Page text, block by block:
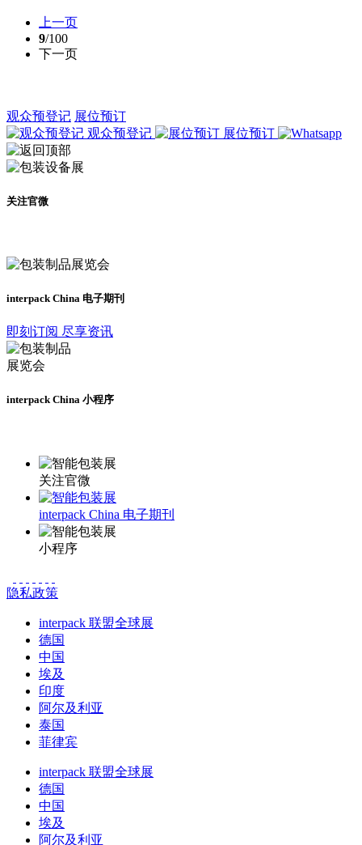
上一页
9/100
下一页
观众预登记 展位预订
观众预登记
展位预订
关注官微
interpack China 电子期刊
即刻订阅 尽享资讯
interpack China 小程序
关注官微
interpack China 电子期刊
小程序
隐私政策
interpack 联盟全球展
德国
中国
埃及
印度
阿尔及利亚
泰国
菲律宾
interpack 联盟全球展
德国
中国
埃及
阿尔及利亚